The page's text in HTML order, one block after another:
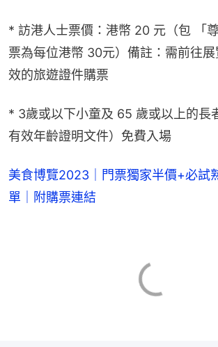
* 訪港人士票價：港幣 20 元（包 「
票為每位港幣 30元）備註：需前往
效的旅遊證件購票
* 3歲或以下小童及 65 歲或以上的長
有效年齡證明文件）免費入場
美食博覽2023｜門票獨家半價+必試
單｜附購票連結